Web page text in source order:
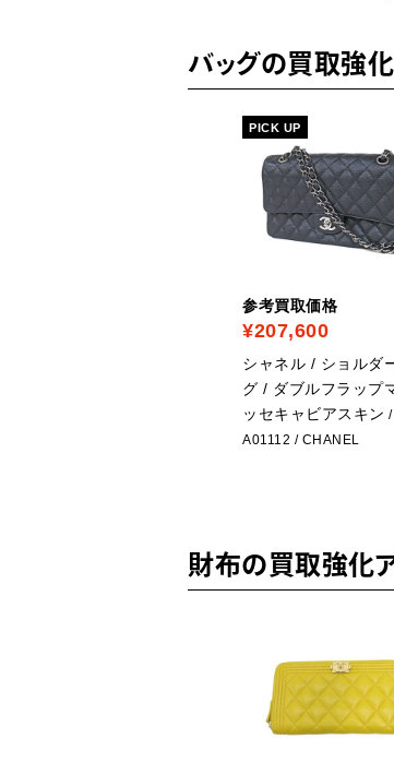
バッグの買取強
PICK UP
参考買取価格
¥207,600
シャネル / ショルダ
グ / ダブルフラップ
ッセキャビアスキン /
A01112 / CHANEL
財布の買取強化